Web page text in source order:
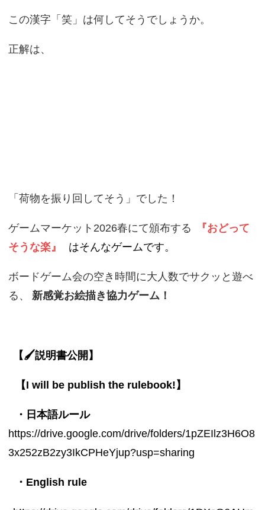
この漢字「笑」は何してそうでしょうか。
正解は、
「荷物を振り回してそう」でした！
ゲームマーケット2026春にて頒布する
『おどって
そうな楽』
はそんなゲームです。
ボードゲーム会の空き時間に大人数でサクッと遊べ
る、
新感覚お絵描き協力ゲーム！
【🖌️説明書公開】
【I will be publish the rulebook!】
・日本語ルール
https://drive.google.com/drive/folders/1pZEIlz3H6O8
3x252zB2zy3IkCPHeYjup?usp=sharing
・English rule